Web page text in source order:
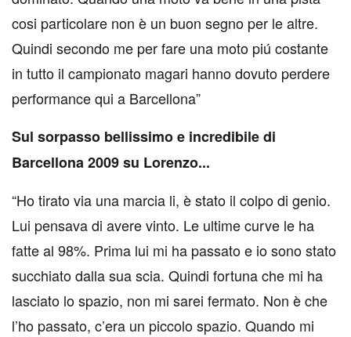
cosi particolare non è un buon segno per le altre.
Quindi secondo me per fare una moto piú costante
in tutto il campionato magari hanno dovuto perdere
performance qui a Barcellona”
Sul sorpasso bellissimo e incredibile di
Barcellona 2009 su Lorenzo...
“Ho tirato via una marcia li, è stato il colpo di genio.
Lui pensava di avere vinto. Le ultime curve le ha
fatte al 98%. Prima lui mi ha passato e io sono stato
succhiato dalla sua scia. Quindi fortuna che mi ha
lasciato lo spazio, non mi sarei fermato. Non è che
l’ho passato, c’era un piccolo spazio. Quando mi